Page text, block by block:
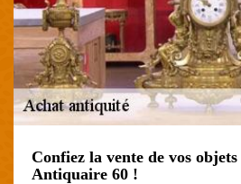
Confiez la vente de vos
Antiquaire 60 !